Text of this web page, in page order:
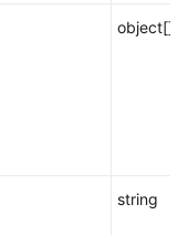
object[]/
string